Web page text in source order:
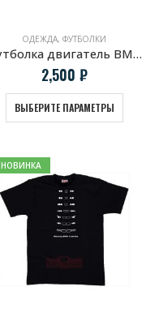
ОДЕЖДА, ФУТБОЛКИ
Футболка двигатель BMW S14 черная
2,500 ₽
ВЫБЕРИТЕ ПАРАМЕТРЫ
НОВИНКА